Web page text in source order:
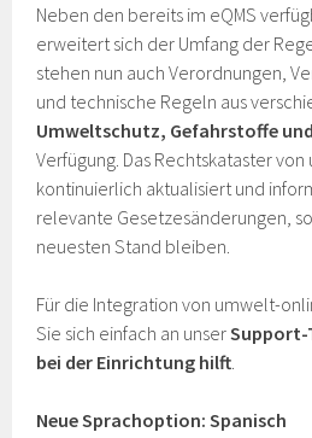
Neben den bereits im eQMS
erweitert sich der Umfang der
stehen nun auch Verordnungen,
und technische Regeln aus
Umweltschutz, Gefahrstoffe
Verfügung. Das Rechtskataster
kontinuierlich aktualisiert und
relevante Gesetzesänderungen,
neuesten Stand bleiben.
Für die Integration von umwelt-
Sie sich einfach an unserSupport-
bei der Einrichtung hilft.
Neue Sprachoption: Spanisch